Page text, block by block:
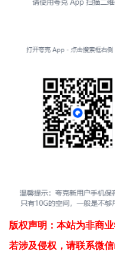
版权声明：本站为非商
若涉及侵权， 请联系微